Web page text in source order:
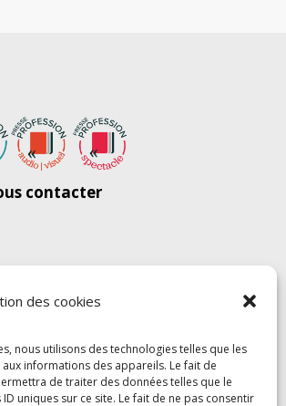
des cookies
nous utilisons des technologies telles que les
informations des appareils. Le fait de
de traiter des données telles que le
uniques sur ce site. Le fait de ne pas consentir
contacter